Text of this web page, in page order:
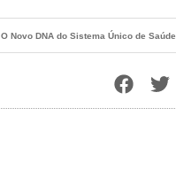
O Novo DNA do Sistema Único de Saúde